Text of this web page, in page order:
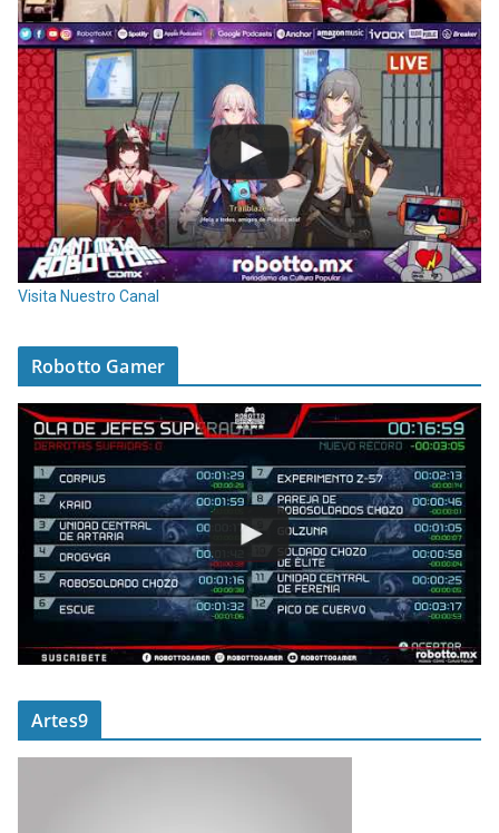
Visita Nuestro Canal
Robotto Gamer
Artes9